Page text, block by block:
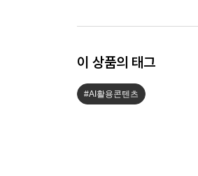
이 상품의 태그
#AI활용콘텐츠